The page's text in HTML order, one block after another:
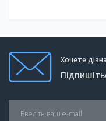
Хочете